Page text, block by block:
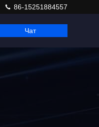
86-15251884557
Чат